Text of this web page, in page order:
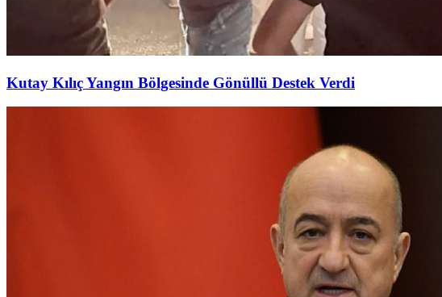
Kutay Kılıç Yangın Bölgesinde Gönüllü Destek Verdi